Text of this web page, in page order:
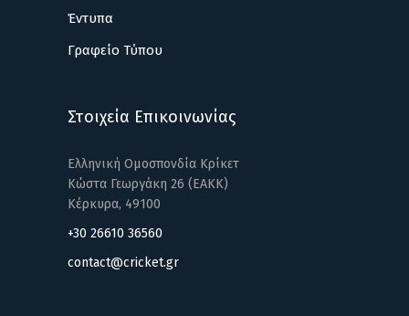
Έντυπα
Γραφείο Τύπου
Στοιχεία Επικοινωνίας
Ελληνική Ομοσπονδία Κρίκετ
Κώστα Γεωργάκη 26 (ΕΑΚΚ)
Κέρκυρα, 49100
+30 26610 36560
contact@cricket.gr